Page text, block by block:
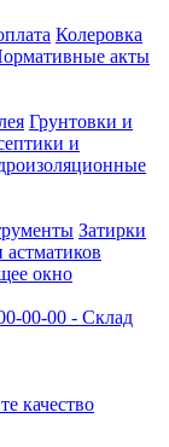
Колеровка
акты
Грунтовки и
и
Затирки
астматиков
окно
00-00 - Склад